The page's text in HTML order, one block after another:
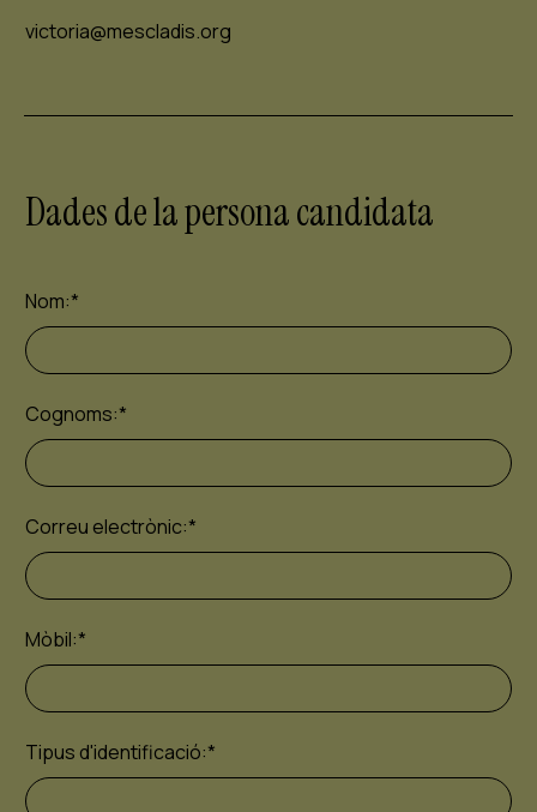
victoria@mescladis.org
Dades de la persona candidata
Nom:*
Cognoms:*
Correu electrònic:*
Mòbil:*
Tipus d'identificació:*